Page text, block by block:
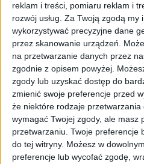
reklam i treści, pomiaru reklam i
rozwój usług. Za Twoją zgodą my
wykorzystywać precyzyjne dane
przez skanowanie urządzeń.
na przetwarzanie danych przez
zgodnie z opisem powyżej.
zgody lub uzyskać dostęp do
zmienić swoje preferencje przed
że niektóre rodzaje
wymagać Twojej zgody, ale masz
przetwarzaniu. Twoje preferencje
do tej witryny. Możesz w
preferencje lub wycofać zgodę,
Samsung Galaxy A8 –
Samsung nie ingerował
przeznaczonym dla Japonii
aparat główny i 5 Mpix
smartfonie to 3050 mAh przy
W przyciskuHomezostał
papilarnych. Całość pracuje